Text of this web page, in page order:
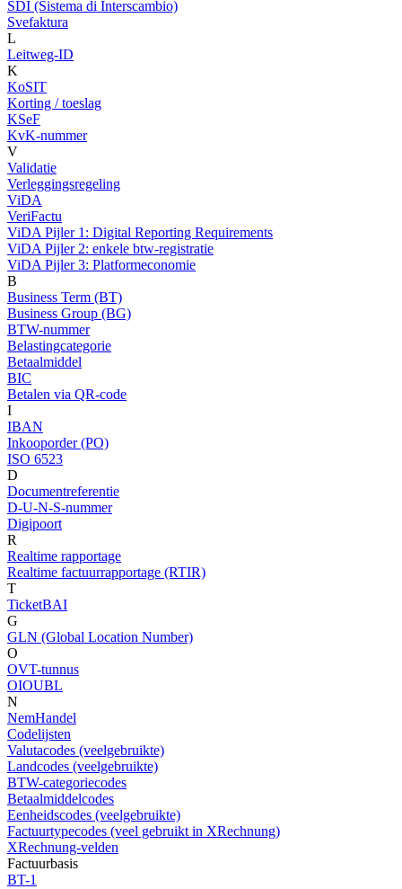
SDI (Sistema di Interscambio)
Svefaktura
L
Leitweg-ID
K
KoSIT
Korting / toeslag
KSeF
KvK-nummer
V
Validatie
Verleggingsregeling
ViDA
VeriFactu
ViDA Pijler 1: Digital Reporting Requirements
ViDA Pijler 2: enkele btw-registratie
ViDA Pijler 3: Platformeconomie
B
Business Term (BT)
Business Group (BG)
BTW-nummer
Belastingcategorie
Betaalmiddel
BIC
Betalen via QR-code
I
IBAN
Inkooporder (PO)
ISO 6523
D
Documentreferentie
D-U-N-S-nummer
Digipoort
R
Realtime rapportage
Realtime factuurrapportage (RTIR)
T
TicketBAI
G
GLN (Global Location Number)
O
OVT-tunnus
OIOUBL
N
NemHandel
Codelijsten
Valutacodes (veelgebruikte)
Landcodes (veelgebruikte)
BTW-categoriecodes
Betaalmiddelcodes
Eenheidscodes (veelgebruikte)
Factuurtypecodes (veel gebruikt in XRechnung)
XRechnung-velden
Factuurbasis
BT-1